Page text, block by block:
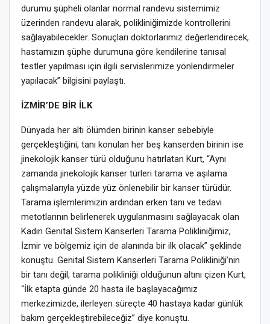
durumu şüpheli olanlar normal randevu sistemimiz
üzerinden randevu alarak, polikliniğimizde kontrollerini
sağlayabilecekler. Sonuçları doktorlarımız değerlendirecek,
hastamızın şüphe durumuna göre kendilerine tanısal
testler yapılması için ilgili servislerimize yönlendirmeler
yapılacak” bilgisini paylaştı.
İZMİR’DE BİR İLK
Dünyada her altı ölümden birinin kanser sebebiyle
gerçekleştiğini, tanı konulan her beş kanserden birinin ise
jinekolojik kanser türü olduğunu hatırlatan Kurt, “Aynı
zamanda jinekolojik kanser türleri tarama ve aşılama
çalışmalarıyla yüzde yüz önlenebilir bir kanser türüdür.
Tarama işlemlerimizin ardından erken tanı ve tedavi
metotlarının belirlenerek uygulanmasını sağlayacak olan
Kadın Genital Sistem Kanserleri Tarama Polikliniğimiz,
İzmir ve bölgemiz için de alanında bir ilk olacak” şeklinde
konuştu. Genital Sistem Kanserleri Tarama Polikliniği’nin
bir tanı değil, tarama polikliniği olduğunun altını çizen Kurt,
“İlk etapta günde 20 hasta ile başlayacağımız
merkezimizde, ilerleyen süreçte 40 hastaya kadar günlük
bakım gerçekleştirebileceğiz” diye konuştu.